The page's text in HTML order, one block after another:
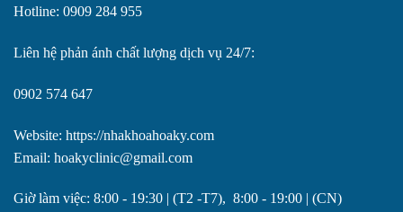
Hotline: 0909 284 955
Liên hệ phản ánh chất lượng dịch vụ 24/7:
0902 574 647
Website: https://nhakhoahoaky.com
Email: hoakyclinic@gmail.com
Giờ làm việc: 8:00 - 19:30 | (T2 -T7), 8:00 - 19:00 | (CN)